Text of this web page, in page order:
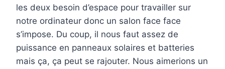
les deux besoin d’espace pour travailler sur
notre ordinateur donc un salon face face
s’impose. Du coup, il nous faut assez de
puissance en panneaux solaires et batteries
mais ça, ça peut se rajouter. Nous aimerions un